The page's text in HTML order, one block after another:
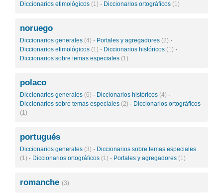
Diccionarios etimológicos (1) · Diccionarios ortográficos (1)
noruego
Diccionarios generales (4) · Portales y agregadores (2) ·
Diccionarios etimológicos (1) · Diccionarios históricos (1) ·
Diccionarios sobre temas especiales (1)
polaco
Diccionarios generales (6) · Diccionarios históricos (4) ·
Diccionarios sobre temas especiales (2) · Diccionarios ortográficos
(1)
portugués
Diccionarios generales (3) · Diccionarios sobre temas especiales
(1) · Diccionarios ortográficos (1) · Portales y agregadores (1)
romanche (3)